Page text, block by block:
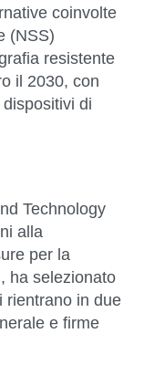
coinvolte
(NSS)
resistente
il 2030, con
di
Technology
alla
per la
ha selezionato
rientrano in due
e firme